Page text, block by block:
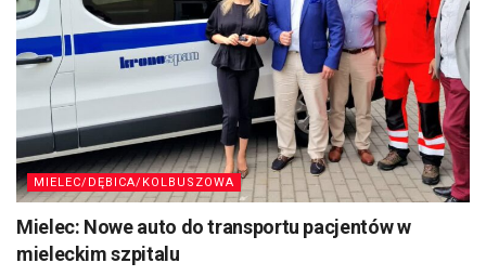
MIELEC/DĘBICA/KOLBUSZOWA
Mielec: Nowe auto do transportu pacjentów w
mieleckim szpitalu